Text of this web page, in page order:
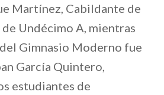
Martínez, Cabildante de
Undécimo A, mientras
Gimnasio Moderno fue
García Quintero,
estudiantes de